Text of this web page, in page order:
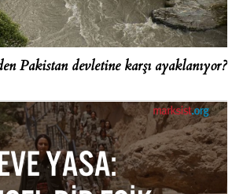
Pakistan devletine karşı ayaklanıyor?